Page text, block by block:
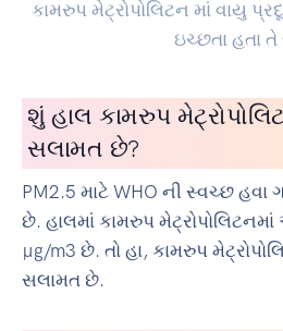
કામરુપ મેટ્રોપોલિટન માં વાયુ
ઇચ્છતા હતા
શું હાલ કામરુપ
સલામત છે?
PM2.5 માટે WHO ની સ્વચ્છ હવા
છે. હાલમાં કામરુપ
µg/m3 છે. તો હા, કામરુપ
સલામત છે.